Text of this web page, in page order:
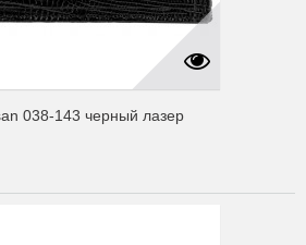
038-143 черный лазер